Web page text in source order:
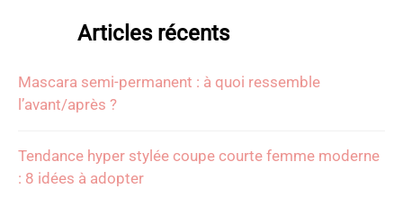
Articles récents
Mascara semi-permanent : à quoi ressemble
l’avant/après ?
Tendance hyper stylée coupe courte femme moderne
: 8 idées à adopter